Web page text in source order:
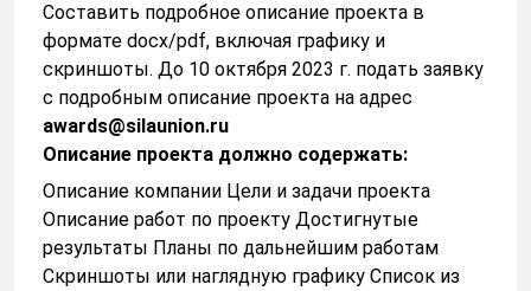
Составить подробное описание проекта в
формате docx/pdf, включая графику и
скриншоты. До 10 октября 2023 г. подать заявку
с подробным описание проекта на адрес
awards@silaunion.ru
Описание проекта должно содержать:
Описание компании Цели и задачи проекта
Описание работ по проекту Достигнутые
результаты Планы по дальнейшим работам
Скриншоты или наглядную графику Список из